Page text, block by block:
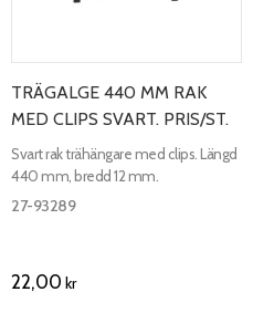
TRÄGALGE 440 MM RAK
MED CLIPS SVART. PRIS/ST.
Svart rak trähängare med clips. Längd
440 mm, bredd 12 mm.
27-93289
22,00 kr